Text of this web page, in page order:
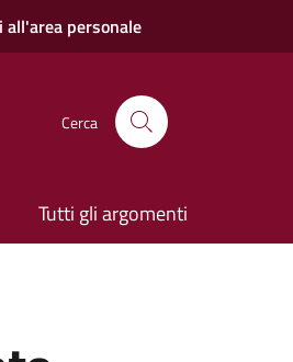
all'area personale
Cerca
Tutti gli argomenti